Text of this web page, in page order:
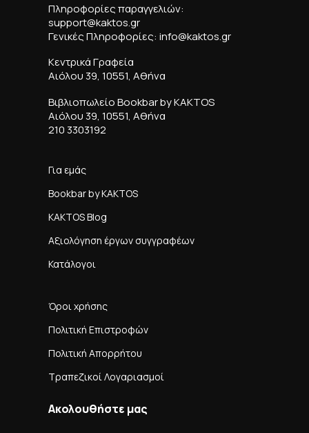
Πληροφορίες παραγγελιών:
support@kaktos.gr
Γενικές Πληροφορίες: info@kaktos.gr
Κεντρικά Γραφεία
Αιόλου 39, 10551, Αθήνα
Βιβλιοπωλείο Bookbar by KAKTOS
Αιόλου 39, 10551, Αθήνα
210 3303192
Για εμάς
Bookbar by KAKTOS
KAKTOS Blog
Αξιολόγηση έργων συγγραφέων
Κατάλογοι
Όροι χρήσης
Πολιτική Επιστροφών
Πολιτική Απορρήτου
Τραπεζικοί Λογαριασμοί
Ακολουθήστε μας